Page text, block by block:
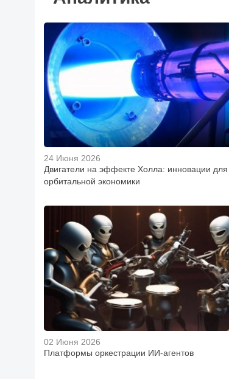
24 Июня 2026
Двигатели на эффекте Холла: инновации для
орбитальной экономики
02 Июня 2026
Платформы оркестрации ИИ-агентов